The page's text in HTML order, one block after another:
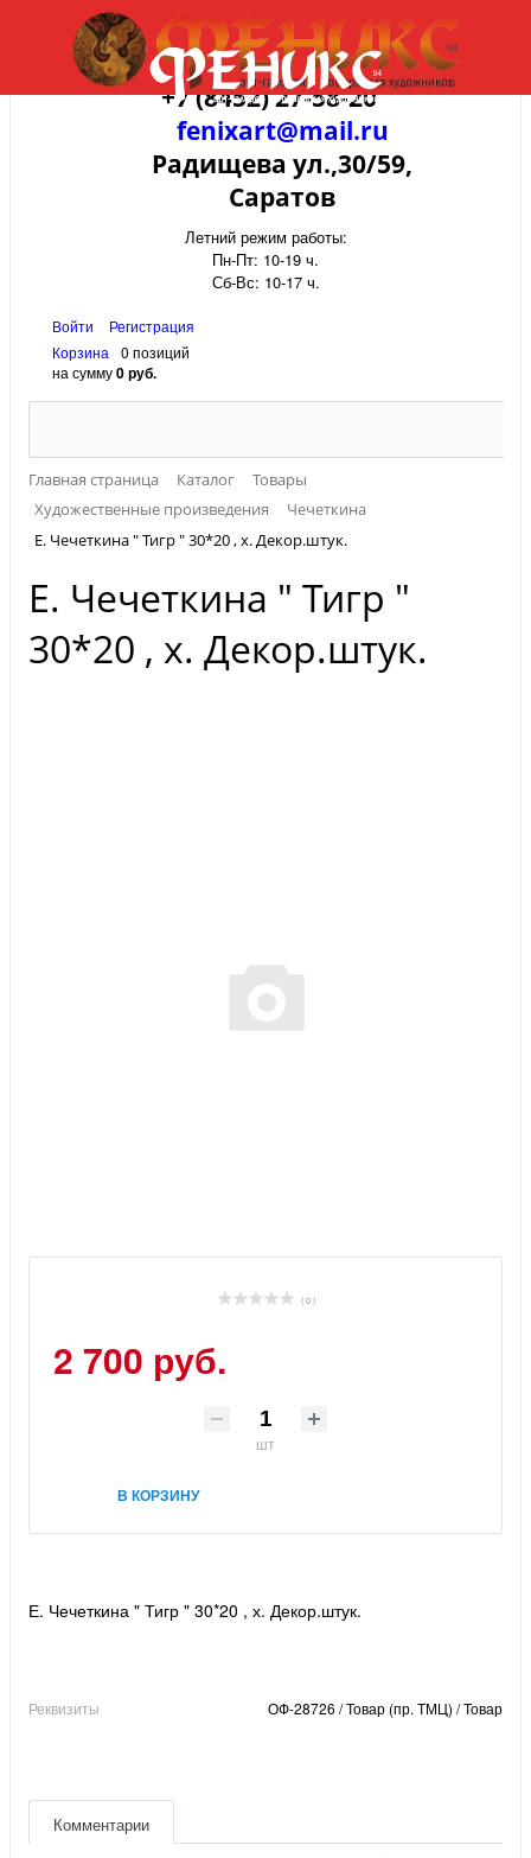
+7 (8452) 27-58-20
fenixart@mail.ru
Радищева ул.,30/59,
Саратов
Летний режим работы:
Пн-Пт: 10-19 ч.
Сб-Вс: 10-17 ч.
Войти
Регистрация
Корзина
0 позиций
на сумму0 руб.
Главная страница Каталог
Товары
Художественные произведения
Чечеткина
Е. Чечеткина " Тигр " 30*20 , х. Декор.штук.
Е. Чечеткина " Тигр "
30*20 , х. Декор.штук.
( 0 )
2 700 руб.
шт
В КОРЗИНУ
Е. Чечеткина " Тигр " 30*20 , х. Декор.штук.
Реквизиты ОФ-28726 / Товар (пр. ТМЦ) / Товар
Комментарии